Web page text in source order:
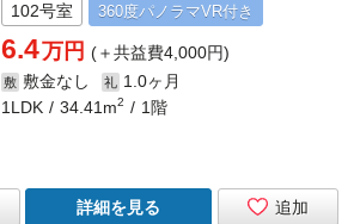
102号室 360度パノラマVR付き
6.4万円(＋共益費4,000円)
敷 敷金なし 礼 1.0ヶ月
1LDK
34.41m2 1階
追加
詳細を見る